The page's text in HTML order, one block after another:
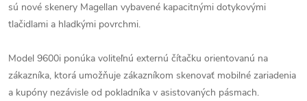
sú nové skenery Magellan vybavené kapacitnými dotykovými
tlačidlami a hladkými povrchmi.
Model 9600i ponúka voliteľnú externú čítačku orientovanú na
zákazníka, ktorá umožňuje zákazníkom skenovať mobilné zariadenia
a kupóny nezávisle od pokladníka v asistovaných pásmach.